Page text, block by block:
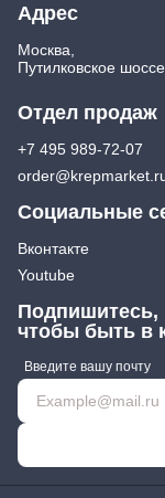
Адрес
Москва,
Путилковское
Отдел продаж
+7 495 989-72-07
Социальные
Вконтакте
Youtube
Подпишитесь,
чтобы быть в
Введите вашу почту